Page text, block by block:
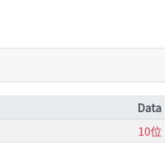
Data
10位